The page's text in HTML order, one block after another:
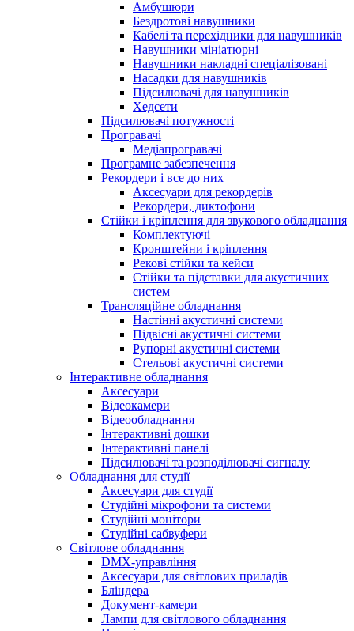
Амбушюри
Бездротові навушники
Кабелі та перехідники для навушників
Навушники мініатюрні
Навушники накладні спеціалізовані
Насадки для навушників
Підсилювачі для навушників
Хедсети
Підсилювачі потужності
Програвачі
Медіапрогравачі
Програмне забезпечення
Рекордери і все до них
Аксесуари для рекордерів
Рекордери, диктофони
Стійки і кріплення для звукового обладнання
Комплектуючі
Кронштейни і кріплення
Рекові стійки та кейси
Стійки та підставки для акустичних
систем
Трансляційне обладнання
Настінні акустичні системи
Підвісні акустичні системи
Рупорні акустичні системи
Стельові акустичні системи
Інтерактивне обладнання
Аксесуари
Відеокамери
Відеообладнання
Інтерактивні дошки
Інтерактивні панелі
Підсилювачі та розподілювачі сигналу
Обладнання для студії
Аксесуари для студії
Студійні мікрофони та системи
Студійні монітори
Студійні сабвуфери
Світлове обладнання
DMX-управління
Аксесуари для світлових приладів
Бліндера
Документ-камери
Лампи для світлового обладнання